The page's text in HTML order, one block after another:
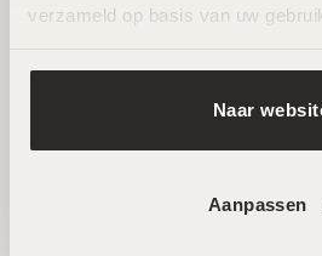
verzameld op basis van uw
Naar
Aanpassen
en beschikken over